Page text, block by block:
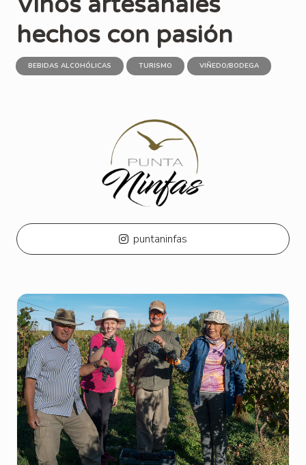
hechos con pasión
BEBIDAS ALCOHÓLICAS TURISMO VIÑEDO/BODEGA
puntaninfas